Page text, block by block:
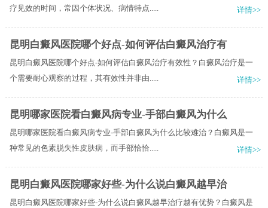
疗见效的时间，常因个体状况、病情特点.....
详情>>
昆明白癜风医院哪个好点-如何评估白癜风治疗有
昆明白癜风医院哪个好点-如何评估白癜风治疗有效性？白癜风治疗是一
个需要耐心观察的过程，其有效性并非由.....
详情>>
昆明哪家医院看白癜风病专业-手部白癜风为什么
昆明哪家医院看白癜风病专业-手部白癜风为什么比较难治？白癜风是一
种常见的色素脱失性皮肤病，而手部恰恰.....
详情>>
昆明白癜风医院哪家好些-为什么说白癜风越早治
昆明白癜风医院哪家好些-为什么说白癜风越早治疗越有优势？白癜风是